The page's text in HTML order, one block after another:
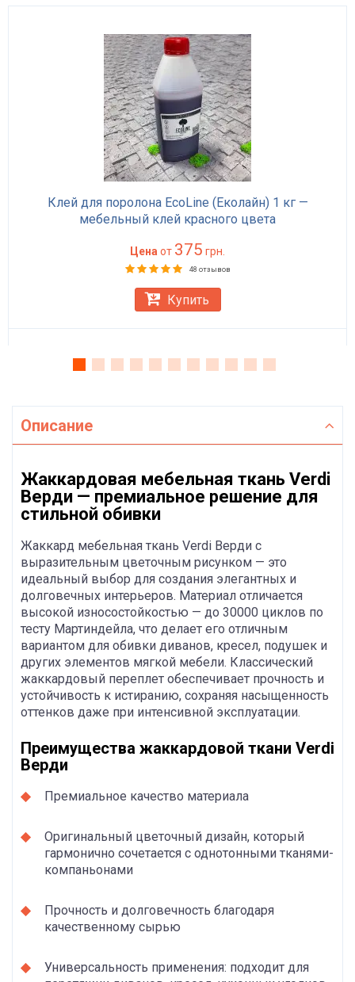
Клей для поролона EcoLine (Еколайн) 1 кг —
мебельный клей красного цвета
Цена от 375 грн.
48 отзывов
Купить
Описание
Жаккардовая мебельная ткань Verdi
Верди — премиальное решение для
стильной обивки
Жаккард мебельная ткань Verdi Верди с
выразительным цветочным рисунком — это
идеальный выбор для создания элегантных и
долговечных интерьеров. Материал отличается
высокой износостойкостью — до 30000 циклов по
тесту Мартиндейла, что делает его отличным
вариантом для обивки диванов, кресел, подушек и
других элементов мягкой мебели. Классический
жаккардовый переплет обеспечивает прочность и
устойчивость к истиранию, сохраняя насыщенность
оттенков даже при интенсивной эксплуатации.
Преимущества жаккардовой ткани Verdi
Верди
Премиальное качество материала
Оригинальный цветочный дизайн, который
гармонично сочетается с однотонными тканями-
компаньонами
Прочность и долговечность благодаря
качественному сырью
Универсальность применения: подходит для